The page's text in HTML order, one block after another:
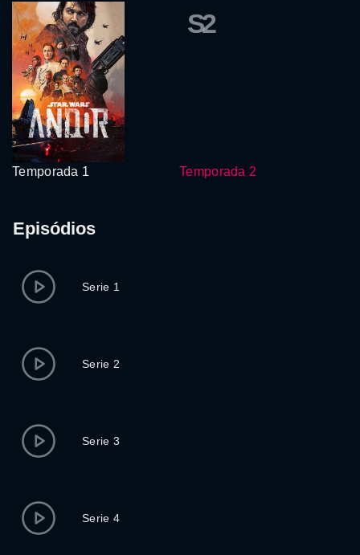
Temporada 1
S2
Temporada 2
Episódios
Serie 1
Serie 2
Serie 3
Serie 4